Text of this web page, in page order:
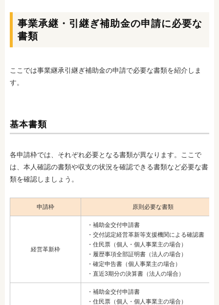
事業承継・引継ぎ補助金の申請に必要な
書類
ここでは事業継承引継ぎ補助金の申請で必要な書類を紹介しま
す。
基本書類
各申請枠では、それぞれ必要となる書類が異なります。ここで
は、本人確認の書類や収支の状況を確認できる書類など必要な書
類を確認しましょう。
申請枠 原則必要な書類
経営革新枠
・補助金交付申請書
・ 交付認定経営革新等支援機関による確認書
・ 住民票（個人・個人事業主の場合）
・ 履歴事項全部証明書（法人の場合）
・確定申告書（個人事業主の場合）
・直近3期分の決算書（法人の場合）
・補助金交付申請書
・住民票（個人・個人事業主の場合）